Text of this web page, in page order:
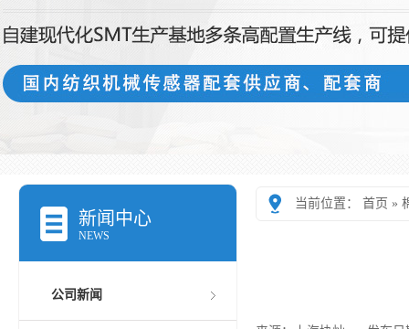
当前位置： 首页 »
新闻中心
NEWS
公司新闻